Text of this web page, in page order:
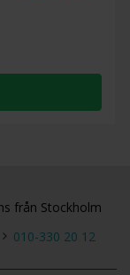
från Stockholm
010-330 20 12